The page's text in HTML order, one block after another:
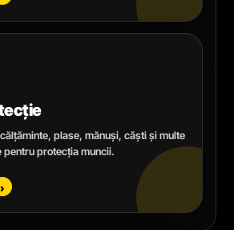
plase, mănuși, căști și multe
pentru protecția muncii.
›